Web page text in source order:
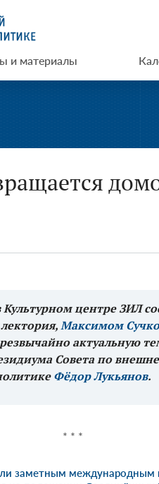
и материалы
Культурном центре ЗИЛ
Максимом
актуальную
Совета по
Фёдор Лукьянов.
* * *
заметным международным